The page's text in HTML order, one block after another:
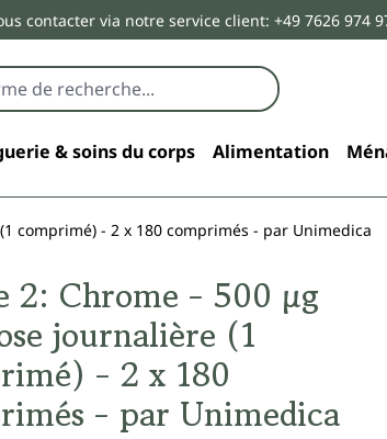
contacter via notre service client: +49 7626 974
& soins du corps Alimentation
comprimé) - 2 x 180 comprimés - par Unimedica
2: Chrome - 500 µg
journalière (1
- 2 x 180
- par Unimedica